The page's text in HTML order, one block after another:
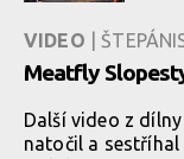
VIDEO |
Meatfly
Další video z
natočil a